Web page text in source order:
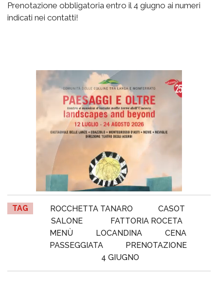
Prenotazione obbligatoria entro il 4 giugno ai numeri
indicati nei contatti!
TAG ROCCHETTA TANARO
CASOT
SALONE
FATTORIA ROCETA
MENÙ
LOCANDINA
CENA
PASSEGGIATA
PRENOTAZIONE
4 GIUGNO